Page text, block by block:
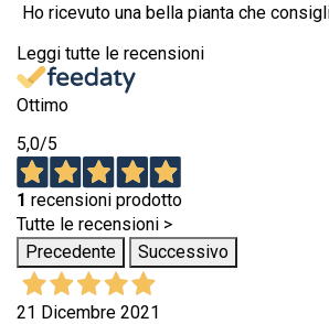
Ho ricevuto una bella pianta che
Leggi tutte le recensioni
Ottimo
5,0/5
1 recensioni prodotto
Tutte le recensioni >
Precedente
Successivo
21 Dicembre 2021